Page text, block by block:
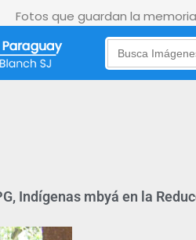
Fotos que guardan la
Search
for:
Indígenas mbyá en la